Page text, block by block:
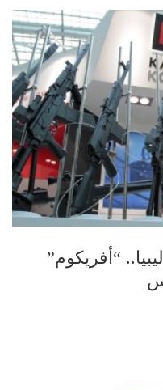
“أفريكوم”